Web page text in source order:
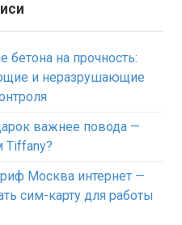
бетона на прочность:
и неразрушающие
важнее повода —
Tiffany?
Москва интернет —
сим-карту для работы